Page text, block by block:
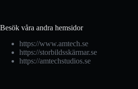
Besök våra andra hemsidor
https://www.amtech.se
https://storbildsskärmar.se
https://amtechstudios.se